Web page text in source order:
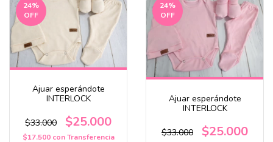
24%
OFF
Ajuar esperándote
INTERLOCK
$33.000 $25.000
$17.500 con Transferencia
24%
OFF
Ajuar esperándote
INTERLOCK
$33.000 $25.000